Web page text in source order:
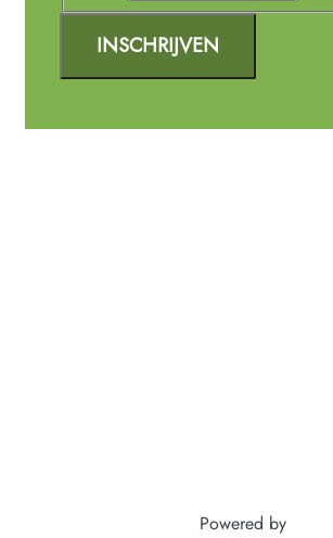
Powered by